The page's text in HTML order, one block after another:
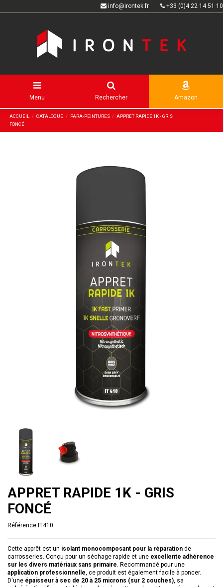
info@irontek.fr +33 (0)4 22 14 51 10
Menu Rechercher Amazon
ACCUEIL CATALOGUE PARA-PEINTURES
APPRET RAPIDE 1K - GRIS
FONCÉ
APPRET RAPIDE 1K - GRIS
FONCÉ
Référence IT410
Cette apprêt est un isolant monocomposant pour la réparation de
carrosseries. Conçu pour un séchage rapide et une excellente adhérence
sur les divers matériaux sans primaire. Recommandé pour une
application professionnelle, ce produit est également facile à poncer.
D'une épaisseur à sec de 20 à 25 microns (sur 2 couches), sa